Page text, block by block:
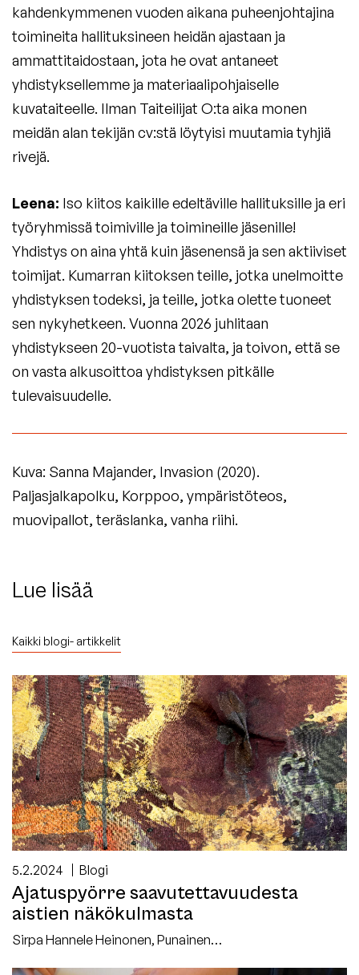
kahdenkymmenen vuoden aikana puheenjohtajina
toimineita hallituksineen heidän ajastaan ja
ammattitaidostaan, jota he ovat antaneet
yhdistyksellemme ja materiaalipohjaiselle
kuvataiteelle. Ilman Taiteilijat O:ta aika monen
meidän alan tekijän cv:stä löytyisi muutamia tyhjiä
rivejä.
Leena: Iso kiitos kaikille edeltäville hallituksille ja eri
työryhmissä toimiville ja toimineille jäsenille!
Yhdistys on aina yhtä kuin jäsenensä ja sen aktiiviset
toimijat. Kumarran kiitoksen teille, jotka unelmoitte
yhdistyksen todeksi, ja teille, jotka olette tuoneet
sen nykyhetkeen. Vuonna 2026 juhlitaan
yhdistykseen 20-vuotista taivalta, ja toivon, että se
on vasta alkusoittoa yhdistyksen pitkälle
tulevaisuudelle.
Kuva: Sanna Majander, Invasion (2020).
Paljasjalkapolku, Korppoo, ympäristöteos,
muovipallot, teräslanka, vanha riihi.
Lue lisää
Kaikki blogi- artikkelit
5.2.2024 Blogi
Ajatuspyörre saavutettavuudesta
aistien näkökulmasta
Sirpa Hannele Heinonen, Punainen…